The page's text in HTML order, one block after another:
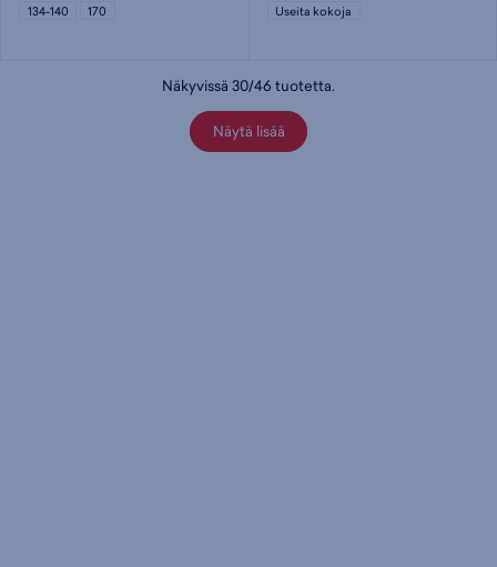
134-140 170 Useita kokoja
Näkyvissä 30/46 tuotetta.
Näytä lisää